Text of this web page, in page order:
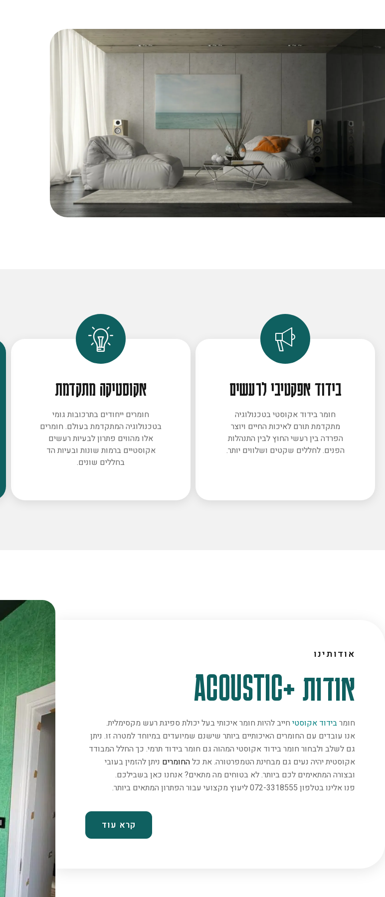
מקום של מקצוענים על לב טוב ורצון אדיר
לתת מענה לכל לקוח. אצלם מצאתי את
דב
בידוד אפקטיבי לרעשים
חומר בידוד אקוסטי בטכנולוגיה
מתקדמת תורם לאיכות החיים ויוצר
הפרדה בין רעשי החוץ לבין התנהלות
הפנים. לחללים שקטים ושלווים יותר.
אקוסטיקה מתקדמת
חומרים ייחודים בתרכובות גומי
בטכנולוגיה המתקדמת בעולם. חומרים
אלו מהווים פתרון לבעיות רעשים
אקוסטיים ברמות שונות ובעיות הד
בחללים שונים.
אודותינו
אודות +ACOUSTIC
חומרבידוד אקוסטי חייב להיות חומר איכותי בעל יכולת ספיגת רעש מקסימלית.
אנו עובדים עם החומרים האיכותיים ביותר שישנם שמיועדים במיוחד למטרה זו. ניתן
גם לשלב ולבחור חומר בידוד אקוסטי המהוה גם חומר בידוד תרמי. כך החלל המבודד
אקוסטית יהיה נעים גם מבחינת הטמפרטורה. את כלהחומרים ניתן להזמין בעובי
ובצורה המתאימים לכם ביותר. לא בטוחים מה מתאים? אנחנו כאן בשבילכם.
פנו אלינו בטלפון 072-3318555 ליעוץ מקצועי עבור הפתרון המתאים ביותר.
קרא עוד